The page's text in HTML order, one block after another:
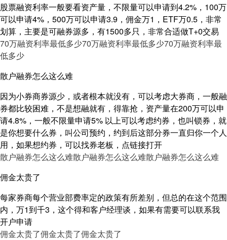
股票融资利率一般要看资产量，不限量可以申请到4.2%，100万
可以申请4%，500万可以申请3.9，佣金万1，ETF万0.5，非常
划算，主要是可融券源多，有1500多只，非常合适做T+0交易
70万融资利率最低多少70万融资利率最低多少70万融资利率最
低多少
散户融券怎么这么难
因为小券商券源少，或者根本就没有，可以考虑大券商，一般融
券都比较困难，不是想融就有，得靠抢，资产量在200万可以申
请4.8%，一般不限量申请5% 以上可以考虑约券，也叫锁券，就
是你想要什么券，叫公司预约，约到后这部分券一直归你一个人
用，如果想约券，可以找券老板，点链接打开
散户融券怎么这么难散户融券怎么这么难散户融券怎么这么难
佣金太贵了
每家券商每个营业部费率定的政策有所差别，但总的在这个范围
内，万1到千3，这个得和客户经理谈，如果有需要可以联系我
开户申请
佣金太贵了佣金太贵了佣金太贵了